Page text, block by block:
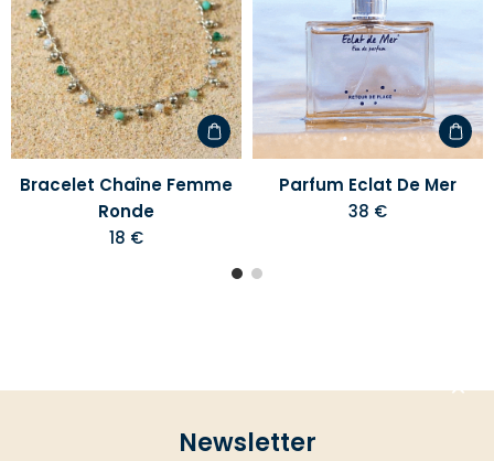
à
votre
liste
d'envies
Bracelet Chaîne Femme
Ronde
18 €
Parfum Eclat De Mer
38 €
Newsletter